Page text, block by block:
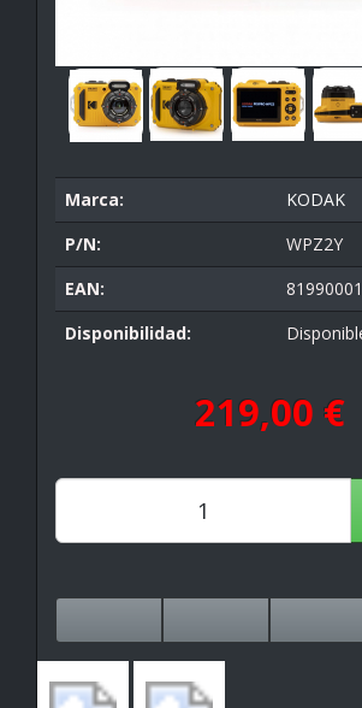
Marca:
KODAK
P/N:
WPZ2Y
EAN:
Disponibilidad:
219,00 €